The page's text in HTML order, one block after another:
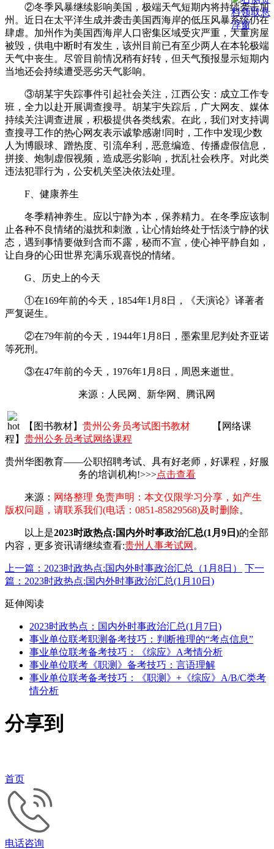
②冬季风暴继续影响美国，极端天气短期内将持续袭击加
州。近日在太平洋生成并袭击美国西海岸的低压风暴系统仍在
肆虐。加州作为美国西海岸人口密集区域受灾严重，大量房屋
被毁，供电中断时有发生，该州目前已有至少两人在本轮极端
天气中丧生。尽管目前情况稍有好转，但天气预报显示短期内
当地还会持续遭受恶劣天气影响。
③胡某宇失踪事件引起社会关注，江西公安：成立工作专
班，全力以赴开展调查搜寻。胡某宇失踪后，广大网友、媒体
持续关注调查进展，积极提供各类线索。在此，我们对支持调
查搜寻工作的热心网友表示诚挚感谢!同时，工作中发现少数
人为博眼球、蹭热度、引流牟利，恶意编造、传播虚假信息，
拼接、炮制虚假视频，造成恶劣影响，扰乱社会秩序。对此类
违法犯罪行为，公安机关坚决依法处理。
F、健康养生
冬季精神养生。应以宁静为本，保养精力。在冬季应该制
止各种不良情绪的滋扰和刺激，让心情始终处于恬淡宁静的状
态，遇到事情要做到含而不露，秘而不宣，使心神平静自如，
让自身的心田世界充满乐观喜悦的情绪。
G、历史上的今天
①在169年前的今天，1854年1月8日，《天演论》译著者
严复诞生。
②在79年前的今天，1944年1月8日，墨索里尼判处齐亚诺
等死刑。
③在47年前的今天，1976年1月8日，周恩来逝世。
来源：人民网、新华网、腾讯网
【图书教材】 贵州公务员考试图书教材 【网络课
程】 贵州公务员考试网络课程
贵州华图教育——公职招聘考试、具有好老师，好课程，好服
务的培训机构!>>>点击查看
来源： 网络整理 免责声明：本文仅限学习分享，如产生
版权问题，请联系我们(电话：0851-85829568)及时删除。
以上是2023时政热点:国内外时事政治汇总(1月9日)的全部
内容，更多资讯请继续查看:贵州人事考试网 。
上一篇：2023时政热点:国内外时事政治汇总（1月8日）
下一
篇：2023时政热点:国内外时事政治汇总(1月10日)
延伸阅读
2023时政热点：国内外时事政治汇总(1月7日)
事业单位联考职测备考技巧：判断推理的“考点信息”
事业单位联考备考技巧：《综应》A考情分析
事业单位联考《职测》备考技巧：言语理解
事业单位联考备考技巧：《职测》+《综应》A/B/C类考
情分析
分享到
首页
电话咨询